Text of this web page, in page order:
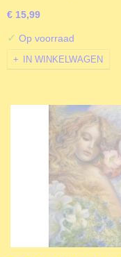
€ 15,99
✓ Op voorraad
IN WINKELWAGEN